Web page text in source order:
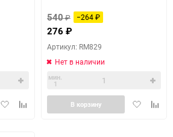
ДобавитьДобавить
540₽ −264₽
276 ₽
Артикул: RM829
Нет в наличии
мин.
1
Добавить
В корзину